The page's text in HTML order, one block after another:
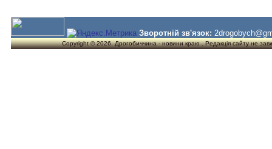
Зворотній зв'язок:
Copyright © 2026. Дрогобиччина - новини краю . Редакція сайту не